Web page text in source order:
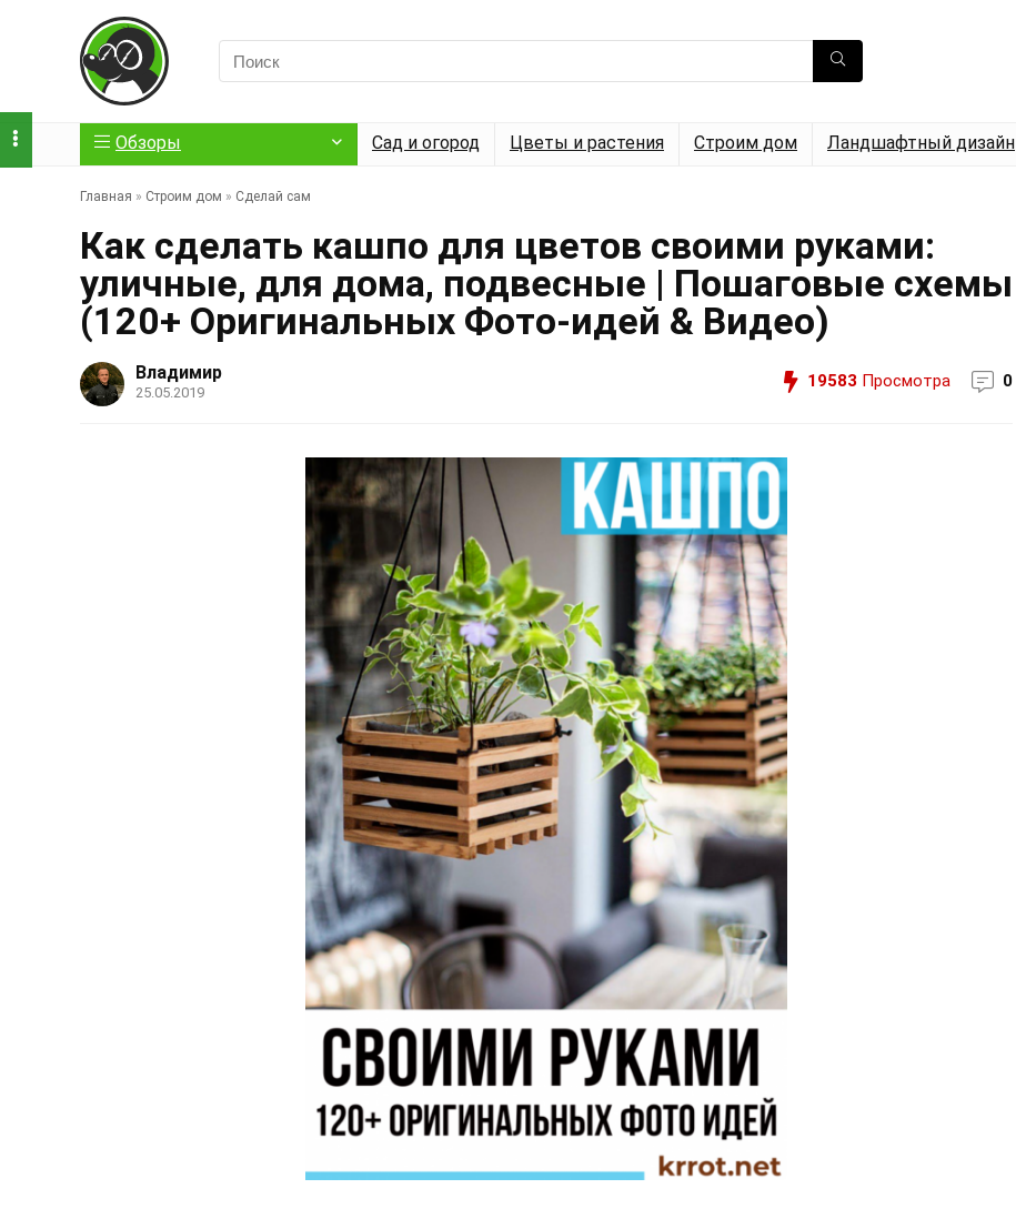
Обзоры Сад и огород Цветы и растения Строим дом Ландшафтный дизайн
Главная » Строим дом » Сделай сам
Как сделать кашпо для цветов своими руками:
уличные, для дома, подвесные | Пошаговые схемы
(120+ Оригинальных Фото-идей & Видео)
Владимир
25.05.2019
19583 Просмотра 0